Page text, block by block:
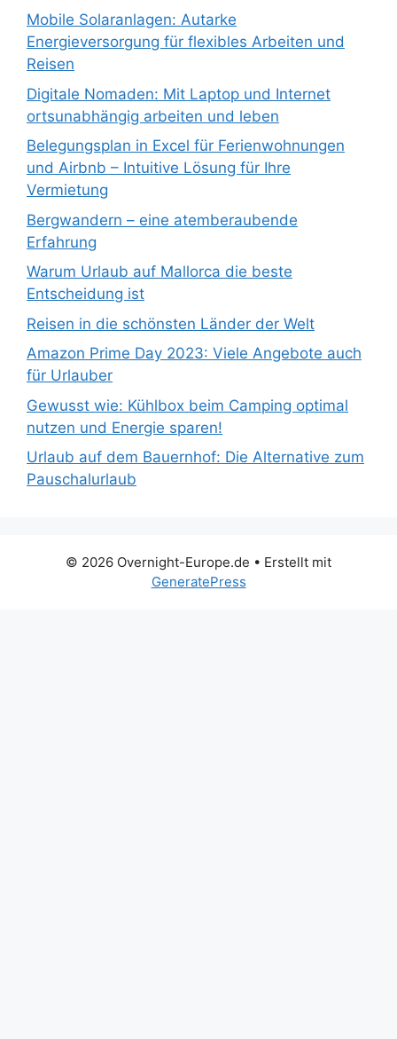
Mobile Solaranlagen: Autarke
Energieversorgung für flexibles Arbeiten und
Reisen
Digitale Nomaden: Mit Laptop und Internet
ortsunabhängig arbeiten und leben
Belegungsplan in Excel für Ferienwohnungen
und Airbnb – Intuitive Lösung für Ihre
Vermietung
Bergwandern – eine atemberaubende
Erfahrung
Warum Urlaub auf Mallorca die beste
Entscheidung ist
Reisen in die schönsten Länder der Welt
Amazon Prime Day 2023: Viele Angebote auch
für Urlauber
Gewusst wie: Kühlbox beim Camping optimal
nutzen und Energie sparen!
Urlaub auf dem Bauernhof: Die Alternative zum
Pauschalurlaub
© 2026 Overnight-Europe.de • Erstellt mit
GeneratePress